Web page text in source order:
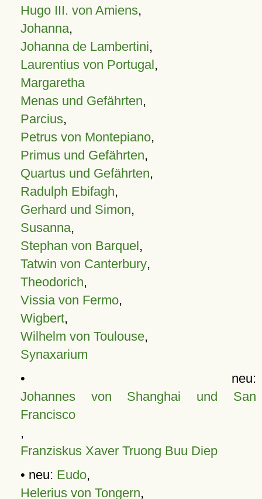
Hugo III. von Amiens,
Johanna,
Johanna de Lambertini,
Laurentius von Portugal,
Margaretha
Menas und Gefährten,
Parcius,
Petrus von Montepiano,
Primus und Gefährten,
Quartus und Gefährten,
Radulph Ebifagh,
Gerhard und Simon,
Susanna,
Stephan von Barquel,
Tatwin von Canterbury,
Theodorich,
Vissia von Fermo,
Wigbert,
Wilhelm von Toulouse,
Synaxarium
• neu:
Johannes von Shanghai und San
Francisco
,
Franziskus Xaver Truong Buu Diep
• neu: Eudo,
Helerius von Tongern,